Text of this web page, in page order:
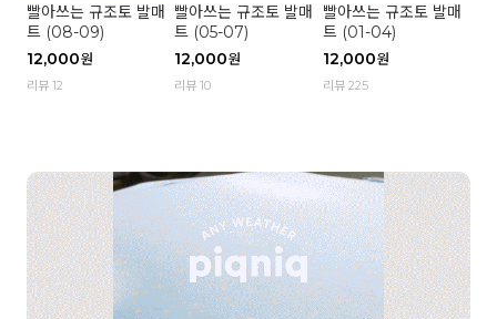
빨아쓰는 규조토 발매
트 (08-09)
12,000원
리뷰 12
빨아쓰는 규조토 발매
트 (05-07)
12,000원
리뷰 10
빨아쓰는 규조토 발매
트 (01-04)
12,000원
리뷰 225